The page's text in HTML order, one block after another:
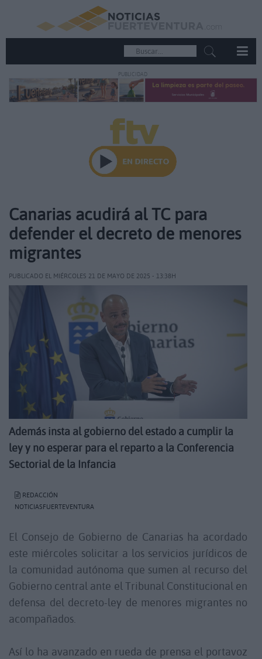
PUBLICIDAD
Canarias acudirá al TC para
defender el decreto de menores
migrantes
PUBLICADO EL MIÉRCOLES 21 DE MAYO DE 2025 - 13:38H
Además insta al gobierno del estado a cumplir la
ley y no esperar para el reparto a la Conferencia
Sectorial de la Infancia
REDACCIÓN
NOTICIASFUERTEVENTURA
El Consejo de Gobierno de Canarias ha acordado
este miércoles solicitar a los servicios jurídicos de
la comunidad autónoma que sumen al recurso del
Gobierno central ante el Tribunal Constitucional en
defensa del decreto-ley de menores migrantes no
acompañados.
Así lo ha avanzado en rueda de prensa el portavoz